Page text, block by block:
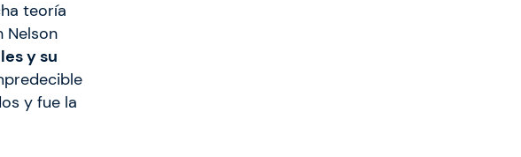
teoría
Nelson
y su
y fue la